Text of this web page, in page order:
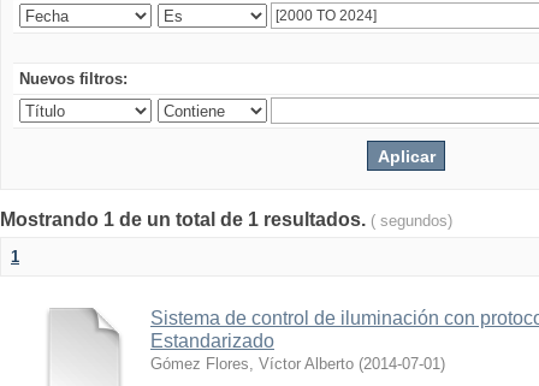
Nuevos filtros:
Mostrando 1 de un total de 1 resultados. ( segundos)
1
Sistema de control de iluminación con
Estandarizado
Gómez Flores, Víctor Alberto (2014-07-01)